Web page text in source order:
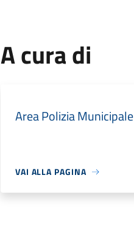
A cura di
Area Polizia Municipale
VAI ALLA PAGINA